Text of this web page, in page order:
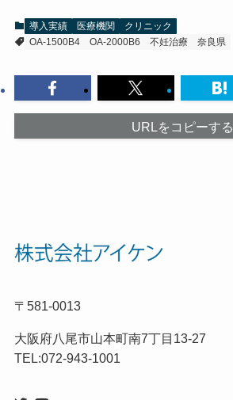
導入実績 医療機関
クリニック
OA-1500B4
OA-2000B6 不妊治療 奈良県
URLをコピーする
〒581-0013
大阪府八尾市山本町南7丁目13-27
TEL:072-943-1001